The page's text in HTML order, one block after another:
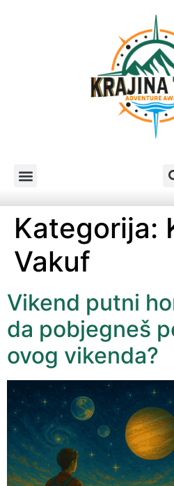
Kategorija:
Vakuf
Vikend putni
da pobjegneš
ovog vikenda?